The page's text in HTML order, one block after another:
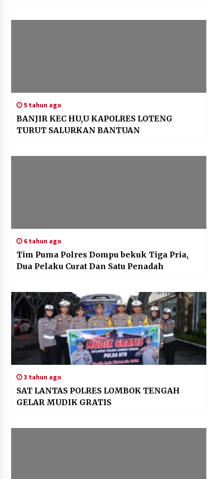
5 tahun ago
BANJIR KEC HU,U KAPOLRES LOTENG
TURUT SALURKAN BANTUAN
6 tahun ago
Tim Puma Polres Dompu bekuk Tiga Pria,
Dua Pelaku Curat Dan Satu Penadah
3 tahun ago
SAT LANTAS POLRES LOMBOK TENGAH
GELAR MUDIK GRATIS